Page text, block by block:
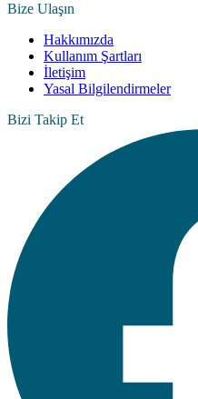
Bize Ulaşın
Hakkımızda
Kullanım Şartları
İletişim
Yasal Bilgilendirmeler
Bizi Takip Et